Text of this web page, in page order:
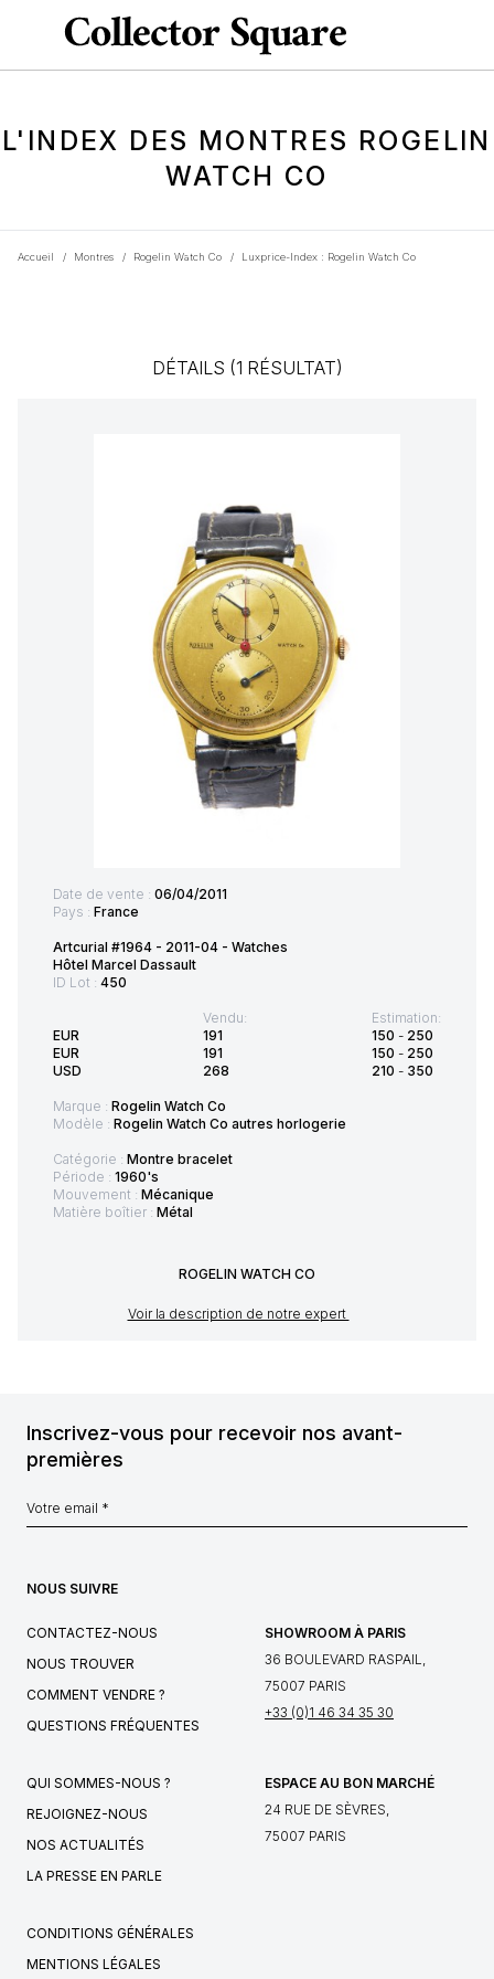
L'INDEX DES MONTRES ROGELIN
WATCH CO
Accueil / Montres / Rogelin Watch Co / Luxprice-Index : Rogelin Watch Co
DÉTAILS (1 RÉSULTAT)
Date de vente : 06/04/2011
Pays : France
Artcurial #1964 - 2011-04 - Watches
Hôtel Marcel Dassault
ID Lot : 450
EUR
EUR
USD
Vendu:
191
191
268
Estimation:
150 - 250
150 - 250
210 - 350
Marque : Rogelin Watch Co
Modèle : Rogelin Watch Co autres horlogerie
Catégorie : Montre bracelet
Période : 1960's
Mouvement : Mécanique
Matière boîtier : Métal
ROGELIN WATCH CO
Voir la description de notre expert
Inscrivez-vous pour recevoir nos avant-
premières
NOUS SUIVRE
CONTACTEZ-NOUS
NOUS TROUVER
COMMENT VENDRE ?
QUESTIONS FRÉQUENTES
SHOWROOM À PARIS
36 BOULEVARD RASPAIL,
75007 PARIS
+33 (0)1 46 34 35 30
QUI SOMMES-NOUS ?
REJOIGNEZ-NOUS
NOS ACTUALITÉS
LA PRESSE EN PARLE
ESPACE AU BON MARCHÉ
24 RUE DE SÈVRES,
75007 PARIS
CONDITIONS GÉNÉRALES
MENTIONS LÉGALES